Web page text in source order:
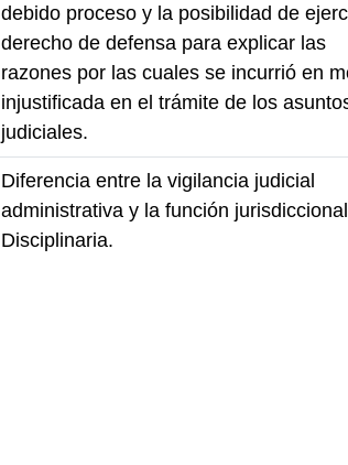
debido proceso y la posibilidad de
derecho de defensa para explicar las
razones por las cuales se incurrió en
injustificada en el trámite de los
judiciales.
Diferencia entre la vigilancia judicial
administrativa y la función jurisdiccional
Disciplinaria.